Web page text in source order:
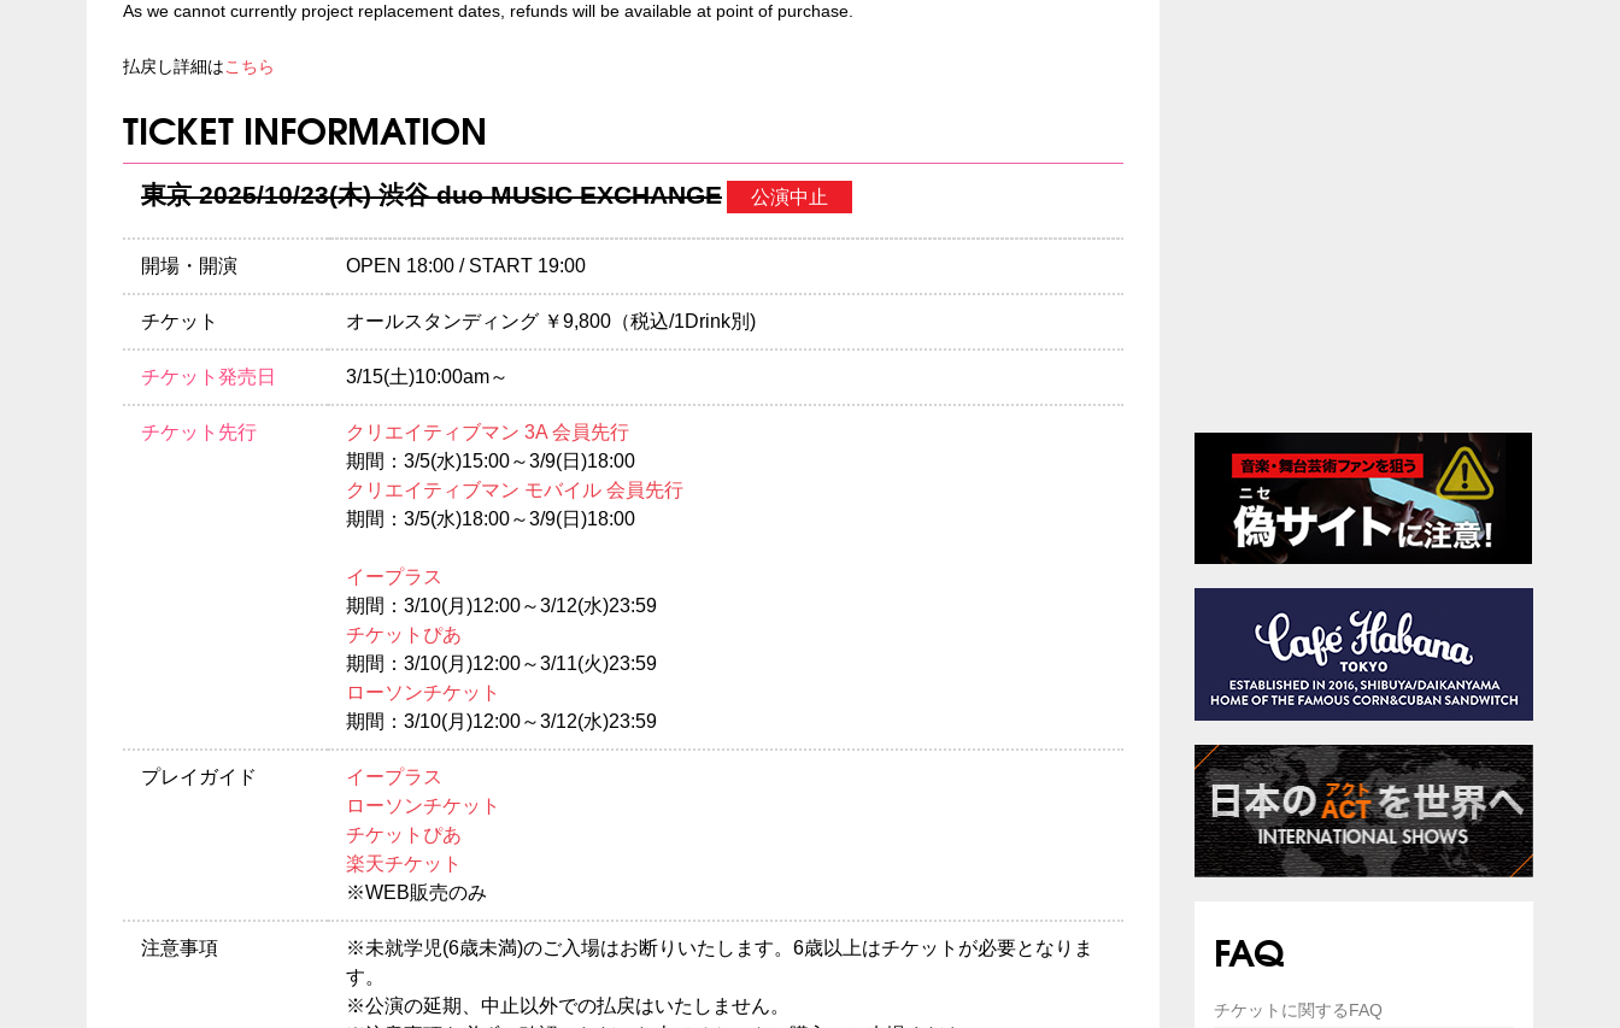
As we cannot currently project replacement dates, refunds will be available at point of purchase.
払戻し詳細はこちら
TICKET INFORMATION
東京 2025/10/23(木) 渋谷 duo MUSIC EXCHANGE 公演中止
開場・開演 OPEN 18:00 / START 19:00
チケット オールスタンディング ￥9,800（税込/1Drink別)
チケット発売日 3/15(土)10:00am～
チケット先行
クリエイティブマン 3A 会員先行
期間：3/5(水)15:00～3/9(日)18:00
クリエイティブマン モバイル 会員先行
期間：3/5(水)18:00～3/9(日)18:00
イープラス
期間：3/10(月)12:00～3/12(水)23:59
チケットぴあ
期間：3/10(月)12:00～3/11(火)23:59
ローソンチケット
期間：3/10(月)12:00～3/12(水)23:59
プレイガイド
イープラス
ローソンチケット
チケットぴあ
楽天チケット
※WEB販売のみ
注意事項
※未就学児(6歳未満)のご入場はお断りいたします。6歳以上はチケットが必要となりま
す。
※公演の延期、中止以外での払戻はいたしません。
FAQ
チケットに関するFAQ